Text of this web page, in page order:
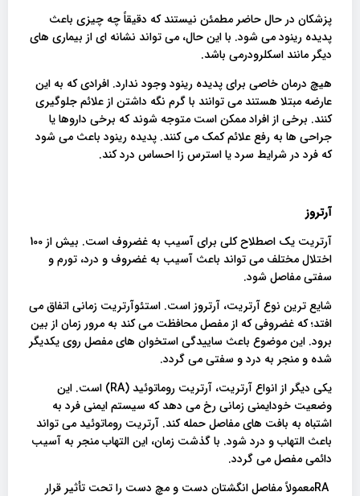
پزشکان در حال حاضر مطمئن نیستند که دقیقاً چه چیزی باعث
پدیده رینود می شود. با این حال، می تواند نشانه ای از بیماری های
دیگر مانند اسکلرودرمی باشد.
هیچ درمان خاصی برای پدیده رینود وجود ندارد. افرادی که به این
عارضه مبتلا هستند می توانند با گرم نگه داشتن از علائم جلوگیری
کنند. برخی از افراد ممکن است متوجه شوند که برخی داروها یا
جراحی ها به رفع علائم کمک می کنند. پدیده رینود باعث می شود
که فرد در شرایط سرد یا استرس زا احساس درد کند.
آرتروز
آرتریت یک اصطلاح کلی برای آسیب به غضروف است. بیش از 100
اختلال مختلف می تواند باعث آسیب به غضروف و درد، تورم و
سفتی مفاصل شود.
شایع ترین نوع آرتریت، آرتروز است. استئوآرتریت زمانی اتفاق می
افتد؛ که غضروفی که از مفصل محافظت می کند به مرور زمان از بین
برود. این موضوع باعث ساییدگی استخوان های مفصل روی یکدیگر
شده و منجر به درد و سفتی می گردد.
یکی دیگر از انواع آرتریت، آرتریت روماتوئید (RA) است. این
وضعیت خودایمنی زمانی رخ می دهد که سیستم ایمنی فرد به
اشتباه به بافت های مفاصل حمله کند. آرتریت روماتوئید می تواند
باعث التهاب و درد شود. با گذشت زمان، این التهاب منجر به آسیب
دائمی مفصل می گردد.
RAمعمولاً مفاصل انگشتان دست و مچ دست را تحت تأثیر قرار